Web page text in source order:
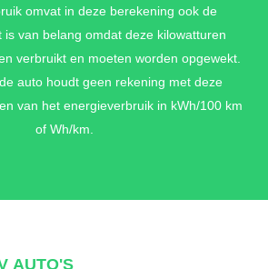
PLUS 'ARTVELOURS'
IN ZWART
elektrisch verstelbaar incl.
vóór, elektrisch instelbaar
+ Bekleding, stof 'ArtVelours Eco' +
+ Armsteun voor voorstoelen,
omvat in deze berekening ook de
is van belang omdat deze kilowatturen
verbruikt en moeten worden opgewekt.
auto houdt geen rekening met deze
van het energieverbruik in kWh/100 km
of Wh/km.
AUTO'S